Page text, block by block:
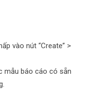
vào nút “Create” >
mẫu báo cáo có sẵn